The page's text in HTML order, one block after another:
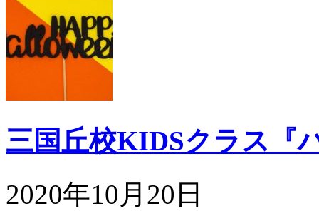
三国丘校KIDSクラス『
2020年10月20日